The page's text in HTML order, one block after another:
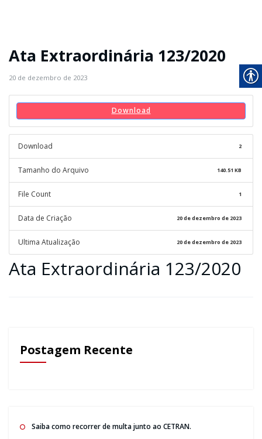
Ata Extraordinária 123/2020
20 de dezembro de 2023
Download
Download 2
Tamanho do Arquivo 140.51 KB
File Count 1
Data de Criação 20 de dezembro de 2023
Ultima Atualização 20 de dezembro de 2023
Ata Extraordinária 123/2020
Postagem Recente
Saiba como recorrer de multa junto ao CETRAN.